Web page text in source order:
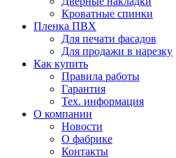
Кроватные спинки
Пленка ПВХ
Для печати фасадов
Для продажи в нарезку
Как купить
Правила работы
Гарантия
Тех. информация
О компании
Новости
О фабрике
Контакты